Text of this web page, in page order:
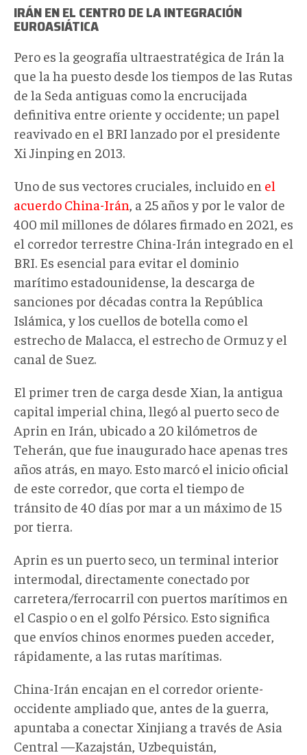
IRÁN EN EL CENTRO DE LA INTEGRACIÓN
EUROASIÁTICA
Pero es la geografía ultraestratégica de Irán la
que la ha puesto desde los tiempos de las Rutas
de la Seda antiguas como la encrucijada
definitiva entre oriente y occidente; un papel
reavivado en el BRI lanzado por el presidente
Xi Jinping en 2013.
Uno de sus vectores cruciales, incluido en el
acuerdo China-Irán, a 25 años y por le valor de
400 mil millones de dólares firmado en 2021, es
el corredor terrestre China-Irán integrado en el
BRI. Es esencial para evitar el dominio
marítimo estadounidense, la descarga de
sanciones por décadas contra la República
Islámica, y los cuellos de botella como el
estrecho de Malacca, el estrecho de Ormuz y el
canal de Suez.
El primer tren de carga desde Xian, la antigua
capital imperial china, llegó al puerto seco de
Aprin en Irán, ubicado a 20 kilómetros de
Teherán, que fue inaugurado hace apenas tres
años atrás, en mayo. Esto marcó el inicio oficial
de este corredor, que corta el tiempo de
tránsito de 40 días por mar a un máximo de 15
por tierra.
Aprin es un puerto seco, un terminal interior
intermodal, directamente conectado por
carretera/ferrocarril con puertos marítimos en
el Caspio o en el golfo Pérsico. Esto significa
que envíos chinos enormes pueden acceder,
rápidamente, a las rutas marítimas.
China-Irán encajan en el corredor oriente-
occidente ampliado que, antes de la guerra,
apuntaba a conectar Xinjiang a través de Asia
Central —Kazajstán, Uzbequistán,